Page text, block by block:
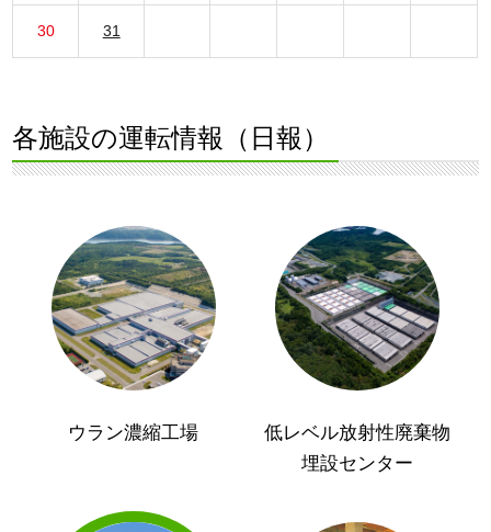
30 31
各施設の運転情報（日報）
ウラン濃縮工場
低レベル放射性廃棄物
埋設センター